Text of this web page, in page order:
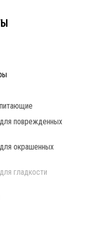
поврежденных
окрашенных
гладкости